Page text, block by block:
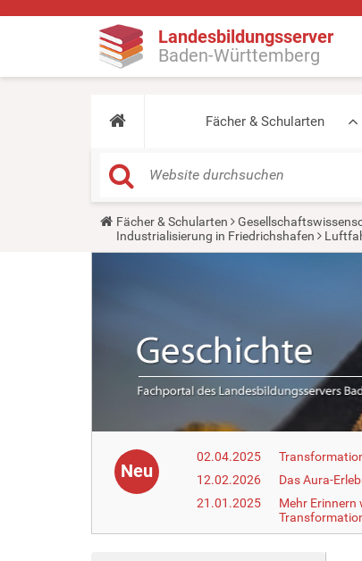
Landesbildungsserver
Baden-Württemberg
Fächer & Schularten
Y
u
Fächer & Schularten
Industrialisierung in Friedrichshafen
Neu
02.04.2025
12.02.2026
Das Aura-
21.01.2025
Mehr Erinnern